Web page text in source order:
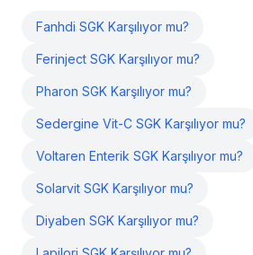
Fanhdi SGK Karşılıyor mu?
Ferinject SGK Karşılıyor mu?
Pharon SGK Karşılıyor mu?
Sedergine Vit-C SGK Karşılıyor mu?
Voltaren Enterik SGK Karşılıyor mu?
Solarvit SGK Karşılıyor mu?
Diyaben SGK Karşılıyor mu?